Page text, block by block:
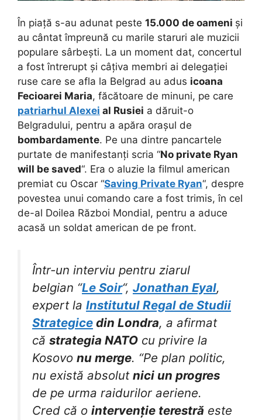
În piață s-au adunat peste 15.000 de oameni și
au cântat împreună cu marile staruri ale muzicii
populare sârbești. La un moment dat, concertul
a fost întrerupt și câțiva membri ai delegației
ruse care se afla la Belgrad au adus icoana
Fecioarei Maria, făcătoare de minuni, pe care
patriarhul Alexei al Rusiei a dăruit-o
Belgradului, pentru a apăra orașul de
bombardamente. Pe una dintre pancartele
purtate de manifestanți scria “No private Ryan
will be saved“. Era o aluzie la filmul american
premiat cu Oscar “Saving Private Ryan“, despre
povestea unui comando care a fost trimis, în cel
de-al Doilea Război Mondial, pentru a aduce
acasă un soldat american de pe front.
Într-un interviu pentru ziarul
belgian “Le Soir“, Jonathan Eyal,
expert la Institutul Regal de Studii
Strategice din Londra, a afirmat
că strategia NATO cu privire la
Kosovo nu merge. “Pe plan politic,
nu există absolut nici un progres
de pe urma raidurilor aeriene.
Cred că o intervenție terestră este